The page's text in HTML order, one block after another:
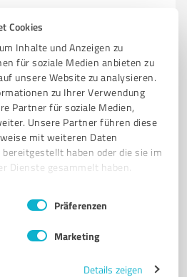
Cookies
Inhalte und Anzeigen zu
für soziale Medien anbieten zu
unsere Website zu analysieren.
zu Ihrer Verwendung
Partner für soziale Medien,
Unsere Partner führen diese
mit weiteren Daten
haben oder die sie im
Dienste gesammelt haben.
Präferenzen
Marketing
Details zeigen
DOGWALKING
AGILITY RALLY-OBEDIENCE
HUNDETAGESSTÄTTE
5,00 / 5,00
(1 Quelle)